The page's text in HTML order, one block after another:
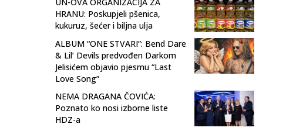
HRANU: Poskupjeli pšenica,
kukuruz, šećer i biljna ulja
ALBUM “ONE STVARI”: Bend Dare
& Lil’ Devils predvođen Darkom
Jelisićem objavio pjesmu “Last
Love Song”
NEMA DRAGANA ČOVIĆA:
Poznato ko nosi izborne liste
HDZ-a